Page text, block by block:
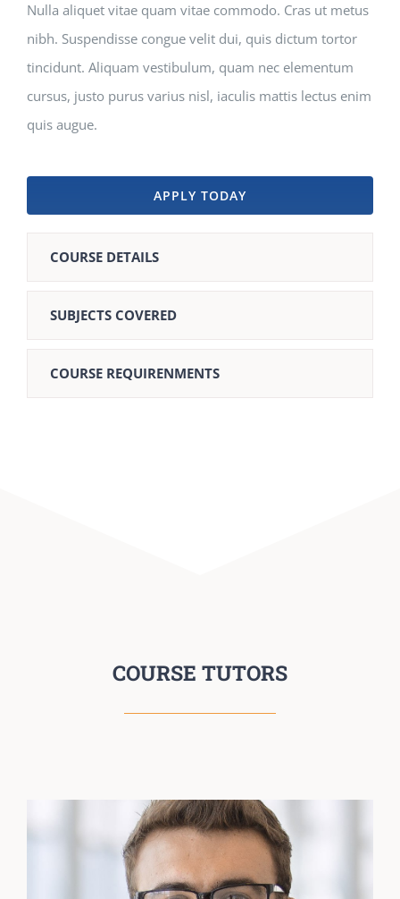
Nulla aliquet vitae quam vitae commodo. Cras ut metus
nibh. Suspendisse congue velit dui, quis dictum tortor
tincidunt. Aliquam vestibulum, quam nec elementum
cursus, justo purus varius nisl, iaculis mattis lectus enim
quis augue.
APPLY TODAY
COURSE DETAILS
SUBJECTS COVERED
COURSE REQUIRENMENTS
COURSE TUTORS